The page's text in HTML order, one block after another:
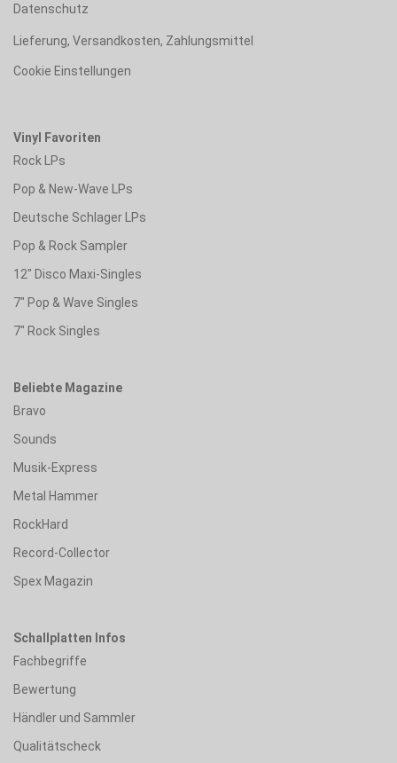
Datenschutz
Lieferung, Versandkosten, Zahlungsmittel
Cookie Einstellungen
Vinyl Favoriten
Rock LPs
Pop & New-Wave LPs
Deutsche Schlager LPs
Pop & Rock Sampler
12" Disco Maxi-Singles
7" Pop & Wave Singles
7" Rock Singles
Beliebte Magazine
Bravo
Sounds
Musik-Express
Metal Hammer
RockHard
Record-Collector
Spex Magazin
Schallplatten Infos
Fachbegriffe
Bewertung
Händler und Sammler
Qualitätscheck